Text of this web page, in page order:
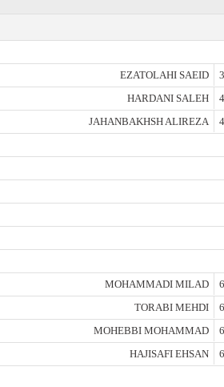
EZATOLAHI SAEID
HARDANI SALEH
JAHANBAKHSH ALIREZA
MOHAMMADI MILAD
TORABI MEHDI
MOHEBBI MOHAMMAD
HAJISAFI EHSAN